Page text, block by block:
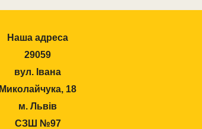
Наша адреса
29059
вул. Івана
Миколайчука, 18
м. Львів
СЗШ №97